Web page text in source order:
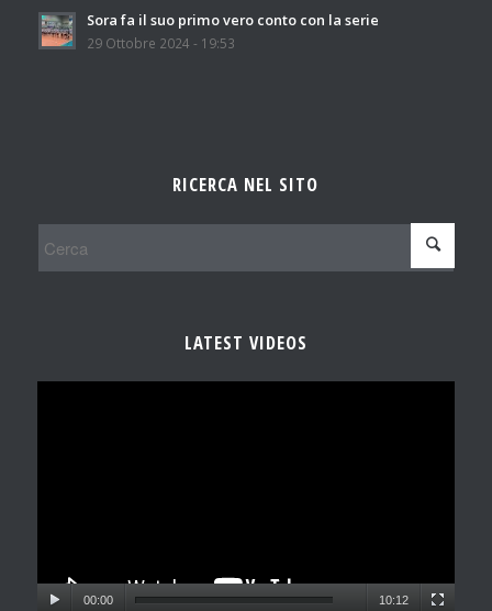
Sora fa il suo primo vero conto con la serie
29 Ottobre 2024 - 19:53
RICERCA NEL SITO
LATEST VIDEOS
00:00 10:12